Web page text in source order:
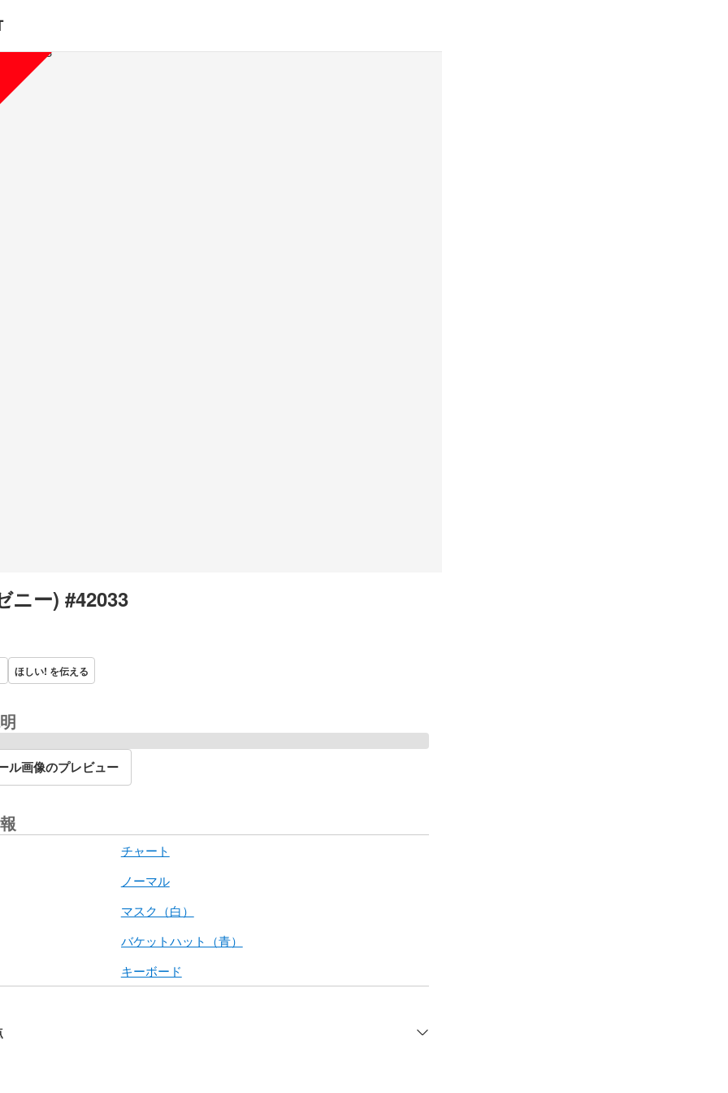
ニー) #42033
ほしい! を伝える
ル画像のプレビュー
チャート
ノーマル
マスク（白）
バケットハット（青）
キーボード